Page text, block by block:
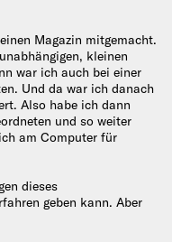
Magazin mitgemacht.
kleinen
war ich auch bei einer
Und da war ich danach
Also habe ich dann
und so weiter
am Computer für
dieses
geben kann. Aber